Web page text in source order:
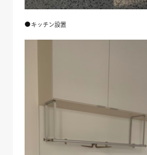
●キッチン設置